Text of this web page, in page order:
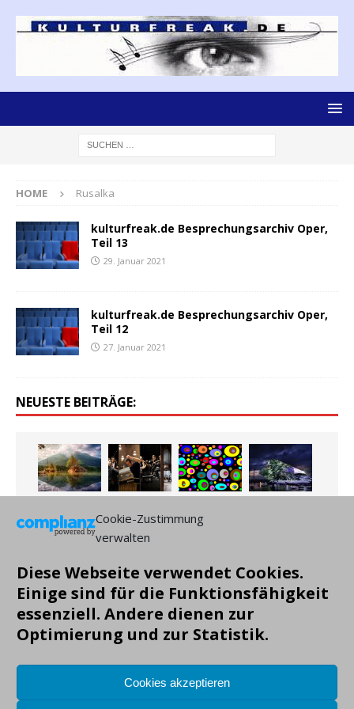
Cookie-Zustimmung
verwalten
Diese Webseite verwendet Cookies.
Einige sind für die Funktionsfähigkeit
essenziell. Andere dienen zur
Optimierung und zur Statistik.
Cookies akzeptieren
HOME Rusalka
kulturfreak.de Besprechungsarchiv Oper,
Teil 13
29. Januar 2021
kulturfreak.de Besprechungsarchiv Oper,
Teil 12
27. Januar 2021
NEUESTE BEITRÄGE: